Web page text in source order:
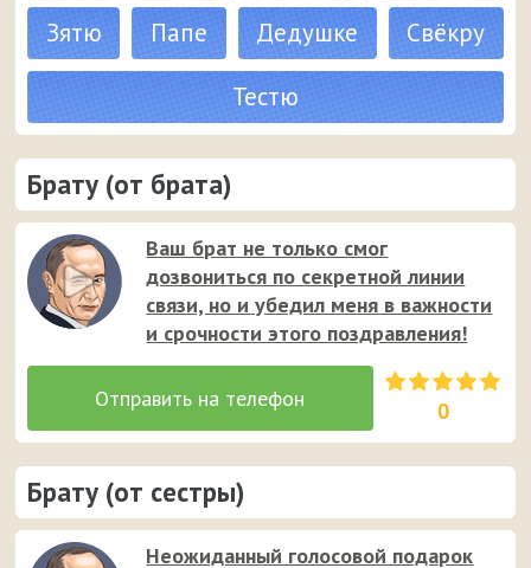
Зятю
Папе Дедушке
Свёкру
Тестю
Брату (от брата)
Ваш брат не только смог
дозвониться по секретной линии
связи, но и убедил меня в важности
и срочности этого поздравления!
0
Брату (от сестры)
Неожиданный голосовой подарок